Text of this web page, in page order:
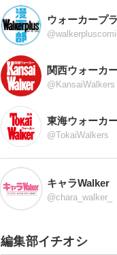
ウォーカープ
関西ウォーカ
@KansaiWalkers
東海ウォーカ
@TokaiWalkers
キャラWalker
@chara_walker_
編集部イチオシ